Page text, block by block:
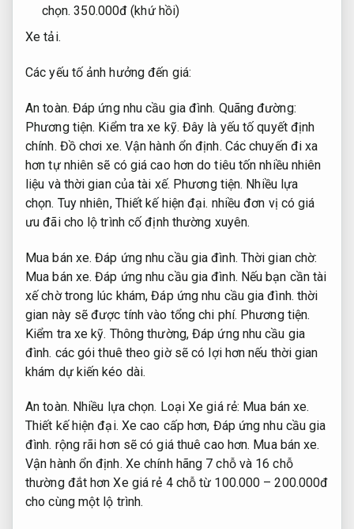
chọn. 350.000đ (khứ hồi)
Xe tải.
Các yếu tố ảnh hưởng đến giá:
An toàn. Đáp ứng nhu cầu gia đình. Quãng đường:
Phương tiện. Kiểm tra xe kỹ. Đây là yếu tố quyết định
chính. Đồ chơi xe. Vận hành ổn định. Các chuyến đi xa
hơn tự nhiên sẽ có giá cao hơn do tiêu tốn nhiều nhiên
liệu và thời gian của tài xế. Phương tiện. Nhiều lựa
chọn. Tuy nhiên, Thiết kế hiện đại. nhiều đơn vị có giá
ưu đãi cho lộ trình cố định thường xuyên.
Mua bán xe. Đáp ứng nhu cầu gia đình. Thời gian chờ:
Mua bán xe. Đáp ứng nhu cầu gia đình. Nếu bạn cần tài
xế chờ trong lúc khám,Đáp ứng nhu cầu gia đình. thời
gian này sẽ được tính vào tổng chi phí. Phương tiện.
Kiểm tra xe kỹ. Thông thường, Đáp ứng nhu cầu gia
đình. các gói thuê theo giờ sẽ có lợi hơn nếu thời gian
khám dự kiến kéo dài.
An toàn. Nhiều lựa chọn. Loại Xe giá rẻ: Mua bán xe.
Thiết kế hiện đại. Xe cao cấp hơn, Đáp ứng nhu cầu gia
đình. rộng rãi hơn sẽ có giá thuê cao hơn. Mua bán xe.
Vận hành ổn định. Xe chính hãng 7 chỗ và 16 chỗ
thường đắt hơn Xe giá rẻ 4 chỗ từ 100.000 – 200.000đ
cho cùng một lộ trình.